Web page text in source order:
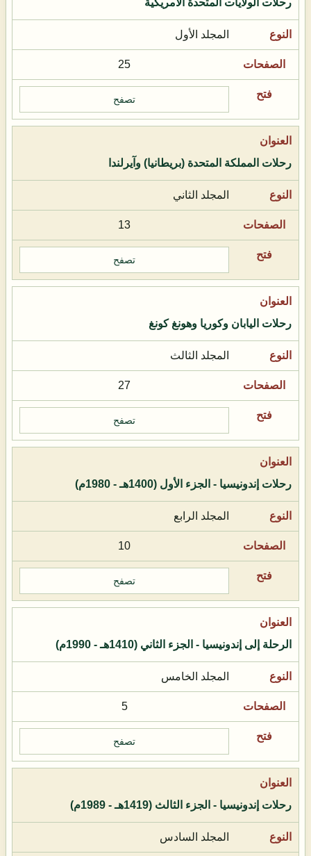
المجلد الأول
25
تصفح
رحلات المملكة المتحدة (بريطانيا) وآيرلندا
المجلد الثاني
13
تصفح
رحلات اليابان وكوريا وهونغ كونغ
المجلد الثالث
27
تصفح
رحلات إندونيسيا - الجزء الأول (1400هـ - 1980م)
المجلد الرابع
10
تصفح
الرحلة إلى إندونيسيا - الجزء الثاني (1410هـ - 1990م)
المجلد الخامس
5
تصفح
رحلات إندونيسيا - الجزء الثالث (1419هـ - 1989م)
المجلد السادس